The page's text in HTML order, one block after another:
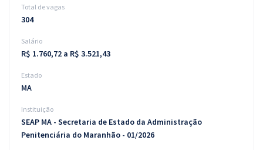
Total de vagas
304
Salário
R$ 1.760,72 a R$ 3.521,43
Estado
MA
Instituição
SEAP MA - Secretaria de Estado da Administração
Penitenciária do Maranhão - 01/2026